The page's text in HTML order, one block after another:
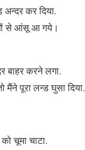
कर दिया.
से आंसू आ गये।
बाहर करने लगा.
मैंने पूरा लन्ड घुसा दिया.
चूमा चाटा.